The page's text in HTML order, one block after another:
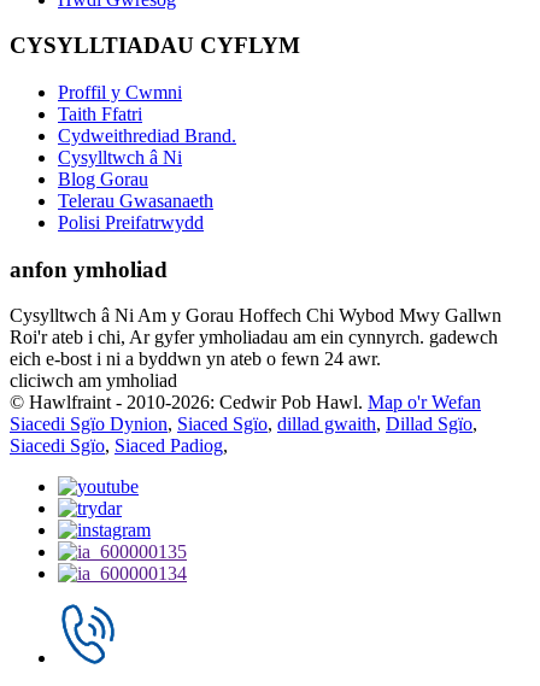
CYSYLLTIADAU CYFLYM
Proffil y Cwmni
Taith Ffatri
Cydweithrediad Brand.
Cysylltwch â Ni
Blog Gorau
Telerau Gwasanaeth
Polisi Preifatrwydd
anfon ymholiad
Cysylltwch â Ni Am y Gorau Hoffech Chi Wybod Mwy Gallwn
Roi'r ateb i chi, Ar gyfer ymholiadau am ein cynnyrch. gadewch
eich e-bost i ni a byddwn yn ateb o fewn 24 awr.
cliciwch am ymholiad
© Hawlfraint - 2010-2026: Cedwir Pob Hawl. Map o'r Wefan
Siacedi Sgïo Dynion, Siaced Sgïo, dillad gwaith, Dillad Sgïo,
Siacedi Sgïo, Siaced Padiog,